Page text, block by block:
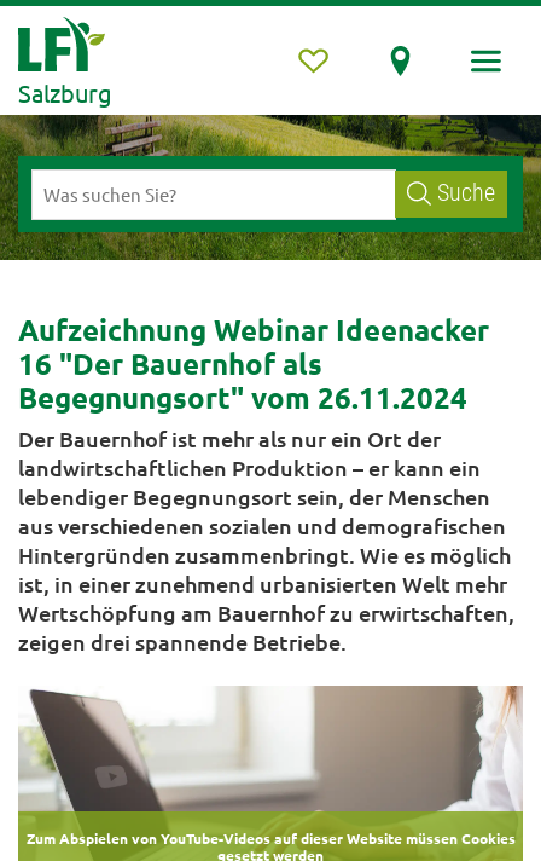
Salzburg
Suche
Aufzeichnung Webinar Ideenacker
16 "Der Bauernhof als
Begegnungsort" vom 26.11.2024
Der Bauernhof ist mehr als nur ein Ort der
landwirtschaftlichen Produktion – er kann ein
lebendiger Begegnungsort sein, der Menschen
aus verschiedenen sozialen und demografischen
Hintergründen zusammenbringt. Wie es möglich
ist, in einer zunehmend urbanisierten Welt mehr
Wertschöpfung am Bauernhof zu erwirtschaften,
zeigen drei spannende Betriebe.
Zum Abspielen von YouTube-Videos auf dieser Website müssen Cookies
gesetzt werden